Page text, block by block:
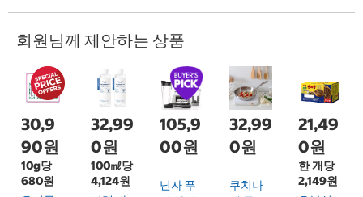
회원님께 제안하는 상품
30,9
90원
10g당
680원
32,99
0원
100㎖당
4,124원
105,9
00원
닌자 푸
32,99
0원
쿠치나
21,49
0원
한 개당
2,149원